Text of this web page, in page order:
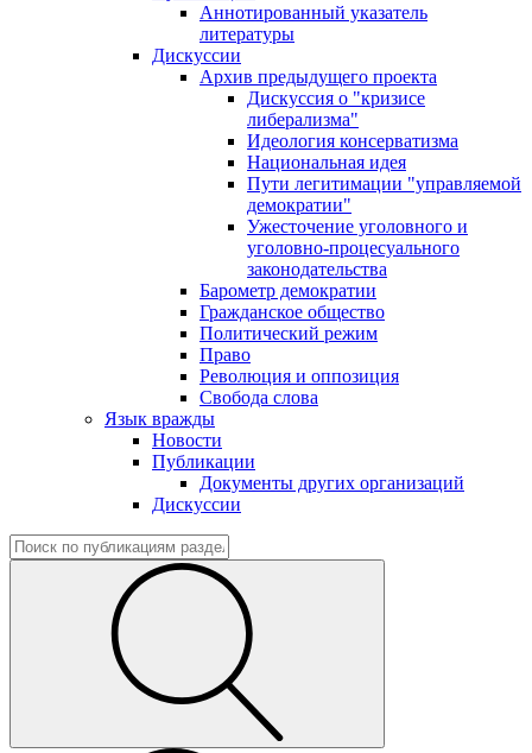
Аннотированный указатель
литературы
Дискуссии
Архив предыдущего проекта
Дискуссия о "кризисе
либерализма"
Идеология консерватизма
Национальная идея
Пути легитимации "управляемой
демократии"
Ужесточение уголовного и
уголовно-процесуального
законодательства
Барометр демократии
Гражданское общество
Политический режим
Право
Революция и оппозиция
Свобода слова
Язык вражды
Новости
Публикации
Документы других организаций
Дискуссии